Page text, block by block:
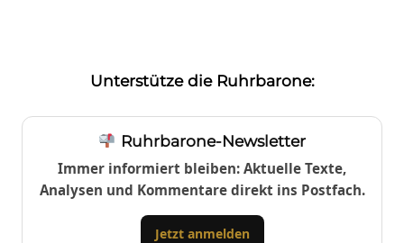
Unterstütze die Ruhrbarone:
Ruhrbarone-Newsletter
Immer informiert bleiben: Aktuelle Texte,
Analysen und Kommentare direkt ins Postfach.
Jetzt anmelden